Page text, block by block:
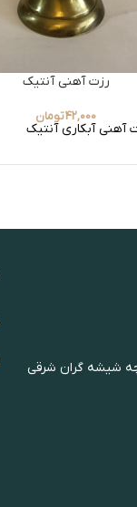
رزت آهنی آنتیک
42,000تومان
آهنی آبکاری آنتیک
شیشه گران شرقی